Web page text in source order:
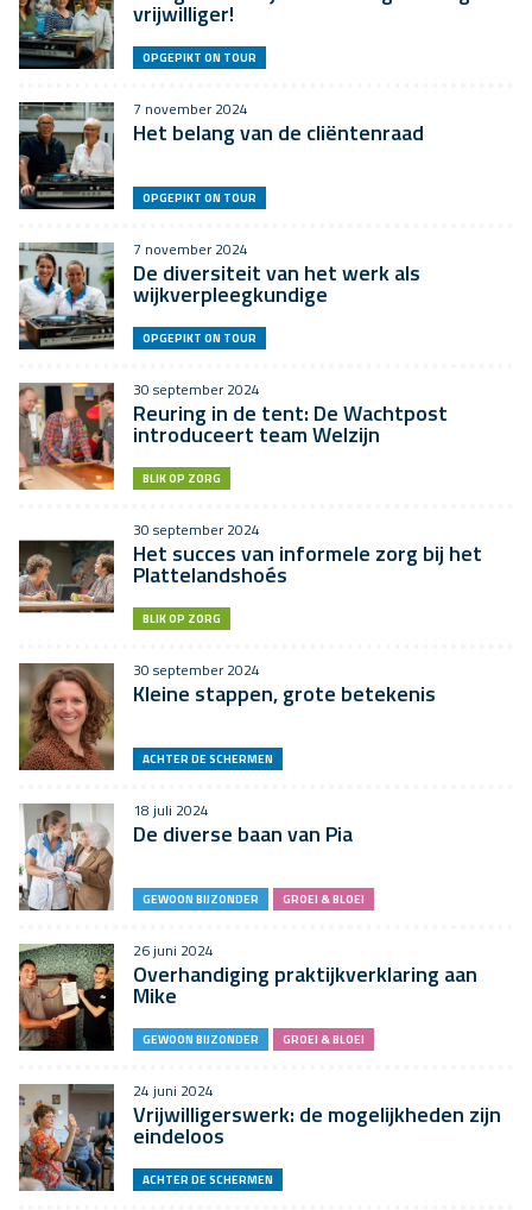
vrijwilliger!
OPGEPIKT ON TOUR
7 november 2024
Het belang van de cliëntenraad
OPGEPIKT ON TOUR
7 november 2024
De diversiteit van het werk als
wijkverpleegkundige
OPGEPIKT ON TOUR
30 september 2024
Reuring in de tent: De Wachtpost
introduceert team Welzijn
BLIK OP ZORG
30 september 2024
Het succes van informele zorg bij het
Plattelandshoés
BLIK OP ZORG
30 september 2024
Kleine stappen, grote betekenis
ACHTER DE SCHERMEN
18 juli 2024
De diverse baan van Pia
GEWOON BIJZONDER GROEI & BLOEI
26 juni 2024
Overhandiging praktijkverklaring aan
Mike
GEWOON BIJZONDER GROEI & BLOEI
24 juni 2024
Vrijwilligerswerk: de mogelijkheden zijn
eindeloos
ACHTER DE SCHERMEN